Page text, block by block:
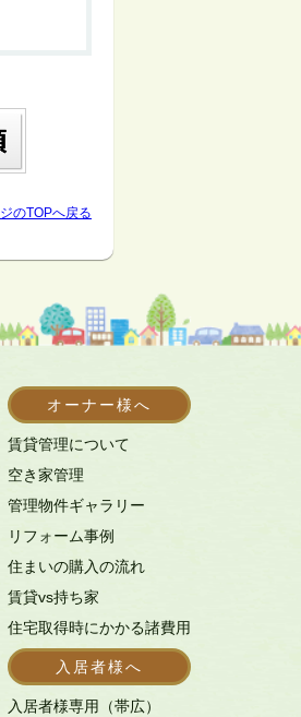
のTOPへ戻る
オーナー様へ
賃貸管理について
空き家管理
管理物件ギャラリー
リフォーム事例
住まいの購入の流れ
賃貸vs持ち家
住宅取得時にかかる諸費用
入居者様へ
入居者様専用（帯広）